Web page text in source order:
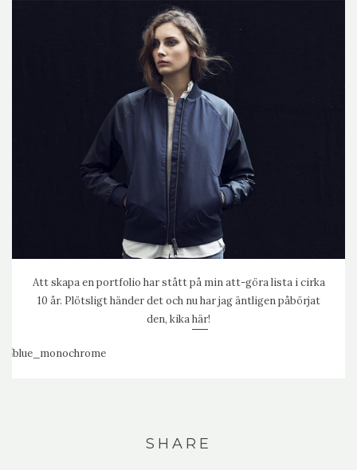
Att skapa en portfolio har stått på min att-göra lista i cirka
10 år. Plötsligt händer det och nu har jag äntligen påbörjat
den, kikahär!
SHARE